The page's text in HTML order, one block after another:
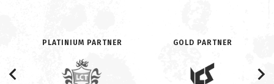
PLATINIUM PARTNER GOLD PARTNER